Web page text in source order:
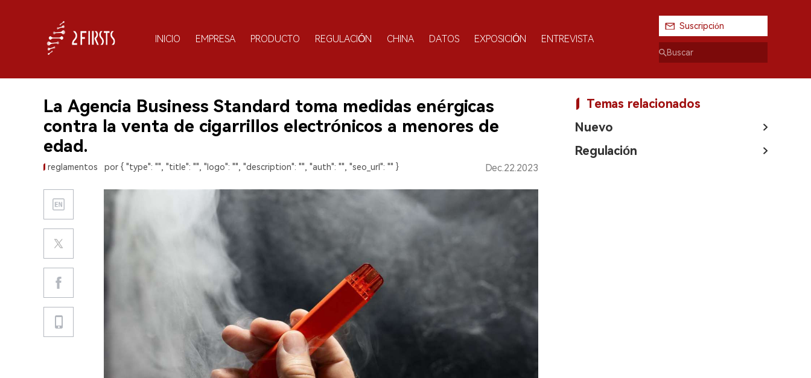
INICIO EMPRESA PRODUCTO REGULACIÓN CHINA DATOS EXPOSICIÓN ENTREVISTA
Suscripción
La Agencia Business Standard toma medidas enérgicas
contra la venta de cigarrillos electrónicos a menores de
edad.
reglamentos por { "type": "", "title": "", "logo": "", "description": "", "auth": "", "seo_url": "" } Dec.22.2023
Temas relacionados
Nuevo
Regulación